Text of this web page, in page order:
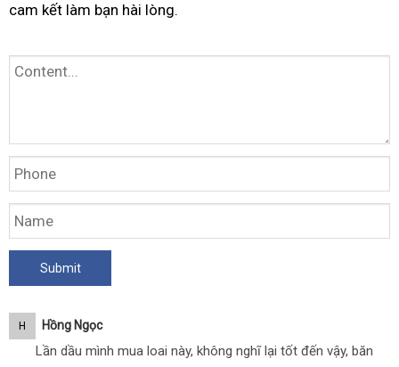
cam kết làm bạn hài lòng.
H Hồng Ngọc
Lần dầu mình mua loai này, không nghĩ lại tốt đến vậy, băn